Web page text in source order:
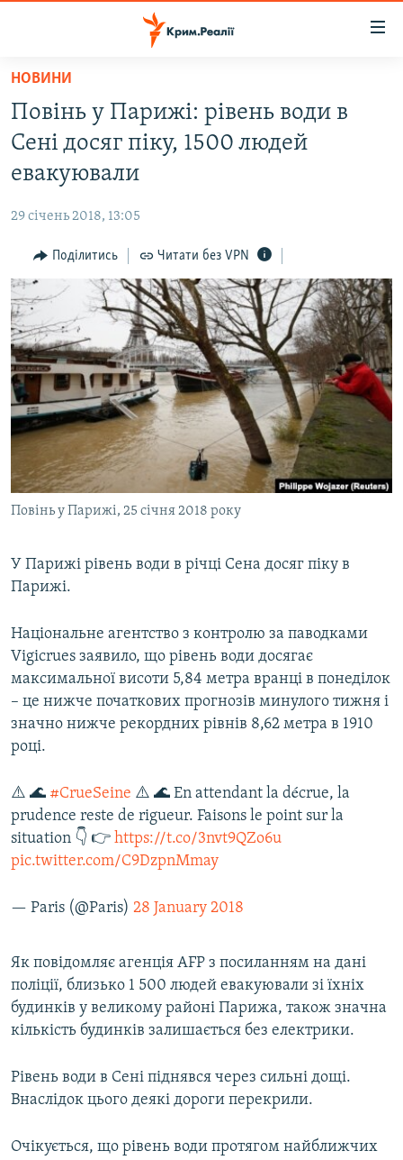
Перейти
основного
матеріалу
до
основної
Перейти
до
пошуку
ВОДА.КРИМ
БЛОГИ
ПОГЛЯД
ІНТЕРВ'Ю
ВСЕ ЗА ДЕНЬ
СПЕЦПРОЕКТИ
ДЕПОРТАЦІЯ
ВІДЕОУРОКИ «ELIFBE»
СВІДЧЕННЯ ОКУПАЦІЇ
УКРАЇНСЬКА ПРОБЛЕМА КРИМУ
ІНФОГРАФІКА
ЯК ОБІЙТИ БЛОКУВАННЯ
Русский
Qırımtatar
ДОЛУЧАЙСЯ!
Усі сайти RFE/RL
НОВИНИ
Повінь у Парижі: рівень води в
Сені досяг піку, 1500 людей
евакуювали
29 січень 2018, 13:05
Поділитись Читати без VPN
Повінь у Парижі, 25 січня 2018 року
У Парижі рівень води в річці Сена досяг піку в
Парижі.
Національне агентство з контролю за паводками
Vigicrues заявило, що рівень води досягає
максимальної висоти 5,84 метра вранці в понеділок
– це нижче початкових прогнозів минулого тижня і
значно нижче рекордних рівнів 8,62 метра в 1910
році.
⚠️ 🌊 #CrueSeine ⚠️ 🌊 En attendant la décrue, la
prudence reste de rigueur. Faisons le point sur la
situation 👇 👉 https://t.co/3nvt9QZo6u
pic.twitter.com/C9DzpnMmay
— Paris (@Paris) 28 January 2018
Як повідомляє агенція AFP з посиланням на дані
поліції, близько 1 500 людей евакуювали зі їхніх
будинків у великому районі Парижа, також значна
кількість будинків залишається без електрики.
Рівень води в Сені піднявся через сильні дощі.
Внаслідок цього деякі дороги перекрили.
Очікується, що рівень води протягом найближчих